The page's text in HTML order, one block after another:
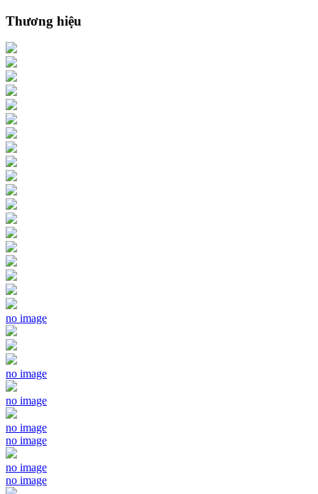
Thương hiệu
no image
no image
no image
no image
no image
no image
no image